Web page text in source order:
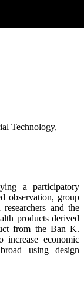
Technology,
a participatory
observation, group
and the
products derived
from the Ban K.
economic
using design